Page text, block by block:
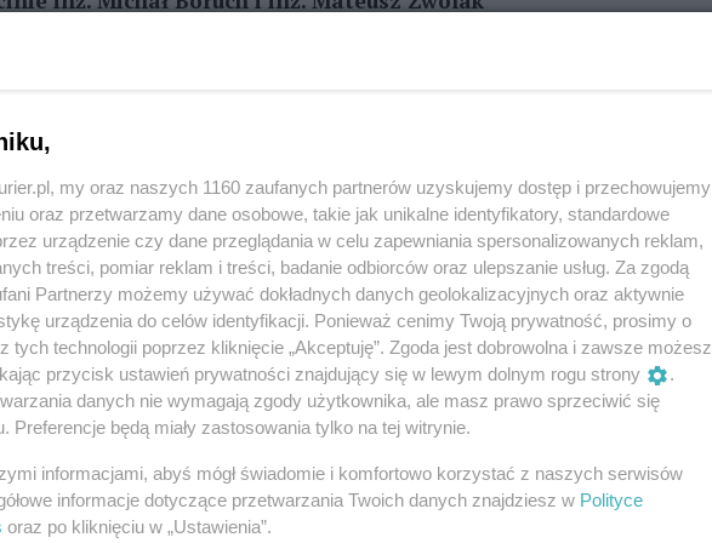
dotyczącego nadzorowania dronów.
zespołu badawczo-wdrożeniowego
przestrzeni powietrznej do śledzenia
z wykorzystaniem algorytmów śledzenia przed
otrzymali w ramach projektu
zakresie podniesienia ich kompetencji
projektu realizowane są szkolenia
szkolenia z zakresie obsługi BSP, w tym
konferencjach zagranicznych oraz zakupy
my oraz naszych 1160 zaufanych partnerów uzyskujemy dostęp i przechowujemy
oraz przetwarzamy dane osobowe, takie jak unikalne identyfikatory, standardowe
urządzenie czy dane przeglądania w celu zapewniania spersonalizowanych reklam,
treści, pomiar reklam i treści, badanie odbiorców oraz ulepszanie usług. Za zgodą
Partnerzy możemy używać dokładnych danych geolokalizacyjnych oraz aktywnie
urządzenia do celów identyfikacji. Ponieważ cenimy Twoją prywatność, prosimy o
tych technologii poprzez kliknięcie „Akceptuję”. Zgoda jest dobrowolna i zawsze możesz
przycisk ustawień prywatności znajdujący się w lewym dolnym rogu strony
.
danych nie wymagają zgody użytkownika, ale masz prawo sprzeciwić się
Preferencje będą miały zastosowania tylko na tej witrynie.
informacjami, abyś mógł świadomie i komfortowo korzystać z naszych serwisów
informacje dotyczące przetwarzania Twoich danych znajdziesz w Polityce
oraz po kliknięciu w „Ustawienia”.